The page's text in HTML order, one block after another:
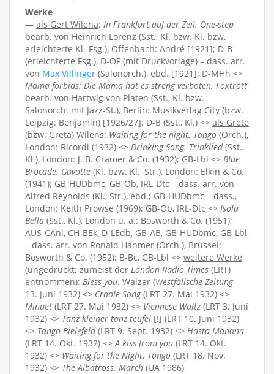
Werke
— als Gert Wilena: In Frankfurt auf der Zeil. One-step
bearb. von Heinrich Lorenz (Sst., Kl. bzw. Kl. bzw.
erleichterte Kl.-Fsg.), Offenbach: André [1921]; D-B
(erleichterte Fsg.), D-OF (mit Druckvorlage) – dass. arr.
von Max Villinger (Salonorch.), ebd. [1921]; D-MHh <>
Mama forbids: Die Mama hat es streng verboten. Foxtrott
bearb. von Hartwig von Platen (Sst., Kl. bzw.
Salonorch. mit Jazz-St.), Berlin: Musikverlag City (bzw.
Leipzig: Benjamin) [1926/27]; D-B (Sst., Kl.) <> als Grete
(bzw. Greta) Wilens: Waiting for the night. Tango (Orch.),
London: Ricordi (1932) <> Drinking Song. Trinklied(Sst.,
Kl.), London: J. B. Cramer & Co. (1932); GB-Lbl <> Blue
Brocade. Gavotte (Kl. bzw. Kl., Str.), London: Elkin & Co.
(1941); GB-HUDbmc, GB-Ob, IRL-Dtc – dass. arr. von
Alfred Reynolds (Kl., Str.), ebd.; GB-HUDbmc – dass.,
London: Keith Prowse (1969); GB-Ob, IRL-Dtc <> Isola
Bella (Sst., Kl.), London u. a.: Bosworth & Co. (1951);
AUS-CAnl, CH-BEk, D-LEdb, GB-AB, GB-HUDbmc, GB-Lbl
– dass. arr. von Ronald Hanmer (Orch.), Brüssel:
Bosworth & Co. (1952); B-Bc, GB-Lbl <> weitere Werke
(ungedruckt; zumeist der London Radio Times (LRT)
entnommen): Bless you. Walzer (Westfälische Zeitung
13. Juni 1932) <> Cradle Song(LRT 27. Mai 1932) <>
Minuet (LRT 27. Mai 1932) <> Viennese Waltz (LRT 3. Juni
1932) <> Tanz kleiner tanz teufel [!] (LRT 10. Juni 1932)
<> Tango Bielefeld(LRT 9. Sept. 1932) <> Hasta Manana
(LRT 14. Okt. 1932) <> A kiss from you (LRT 14. Okt.
1932) <> Waiting for the Night. Tango (LRT 18. Nov.
1932) <> The Albatross. March (UA 1986)